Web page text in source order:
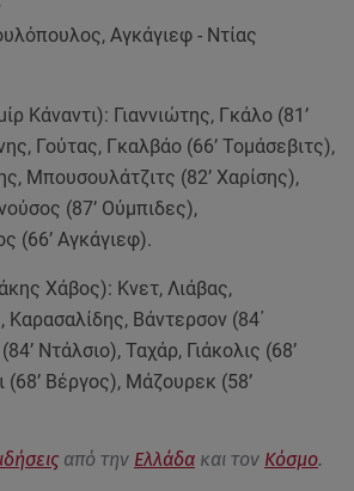
Αγκάγιεφ - Ντίας
Κάναντι): Γιαννιώτης, Γκάλο (81’
Γούτας, Γκαλβάο (66’ Τομάσεβιτς),
Μπουσουλάτζιτς (82’ Χαρίσης),
(87’ Ούμπιδες),
(66’ Αγκάγιεφ).
Χάβος): Κνετ, Λιάβας,
Βάντερσον (84΄
Ντάλσιο), Ταχάρ, Γιάκολις (68’
(68’ Βέργος), Μάζουρεκ (58’
από την Ελλάδα και τον Κόσμο.